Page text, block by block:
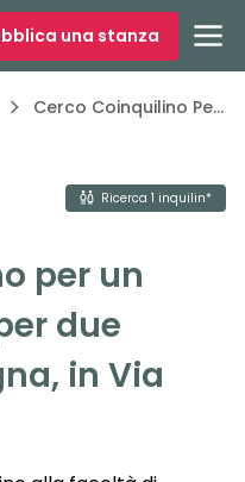
una stanza
Cerco Coinquilino Per Un Appartamento
Vedi tutte2foto
Ricerca 1 inquilin*
per un
due
in Via